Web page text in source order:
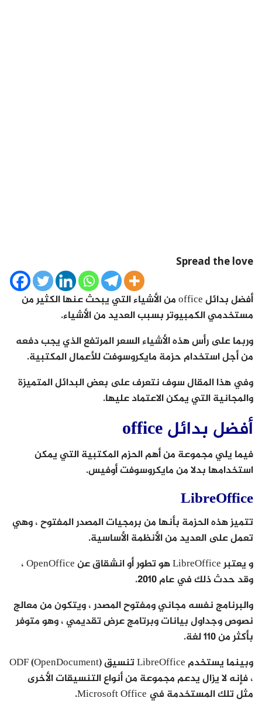
Spread the love
أفضل بدائل office من الأشياء التي يبحث عنها الكثير من
مستخدمي الكمبيوتر بسبب العديد من الأشياء.
وربما على رأس هذه الأشياء السعر المرتفع الذي يجب دفعه
من أجل استخدام حزمة مايكروسوفت للأعمال المكتبية.
وفي هذا المقال سوف نتعرف على بعض البدائل المتميزة
والمجانية التي يمكن الاعتماد عليها.
أفضل بدائل office
فيما يلي مجموعة من أهم الحزم المكتبية التي يمكن
استخدامها بدلا من مايكروسوفت أوفيس.
LibreOffice
تتميز هذه الحزمة بأنها من برمجيات المصدر المفتوح ، وهي
تعمل على العديد من الأنظمة الأساسية.
و يعتبر LibreOffice هو تطور أو انشقاق عن OpenOffice ،
وقد حدث ذلك في عام 2010.
والبرنامج نفسه مجاني ومفتوح المصدر ، ويتكون من معالج
نصوص وجداول بيانات وبرتامج عرض تقديمي ، وهو متوفر
بأكثر من 110 لغة.
وبينما يستخدم LibreOffice تنسيق ODF (OpenDocument)
، فإنه لا يزال يدعم مجموعة من أنواع التنسيقات الأخرى
مثل تلك المستخدمة في Microsoft Office.